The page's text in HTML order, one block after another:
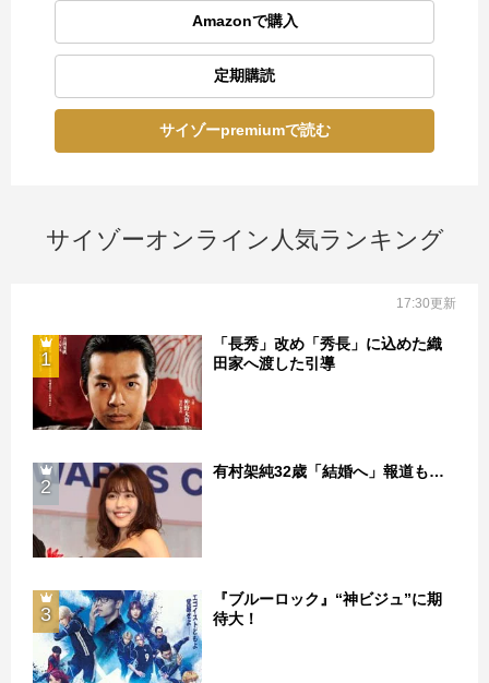
Amazonで購入
定期購読
サイゾーpremiumで読む
サイゾーオンライン人気ランキング
17:30更新
1
「長秀」改め「秀長」に込めた織
田家へ渡した引導
2
有村架純32歳「結婚へ」報道も…
3
『ブルーロック』“神ビジュ”に期
待大！